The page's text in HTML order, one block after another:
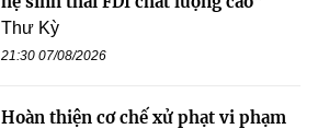
Thư Kỳ
21:30 07/08/2026
Hoàn thiện cơ chế xử phạt vi phạm